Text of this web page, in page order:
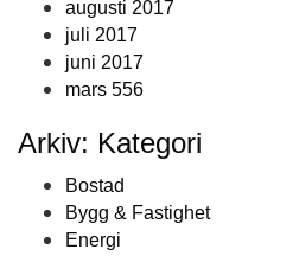
augusti 2017
juli 2017
juni 2017
mars 556
Arkiv: Kategori
Bostad
Bygg & Fastighet
Energi